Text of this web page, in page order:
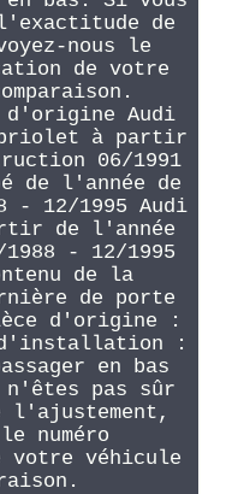
de
nous le
de votre
d'origine Audi
à partir
06/1991
de l'année de
- 12/1995 Audi
de l'année
- 12/1995
de la
de porte
d'origine :
d'installation :
en bas
n'êtes pas sûr
l'ajustement,
numéro
véhicule